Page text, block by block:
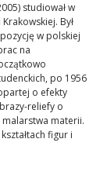
studiował w
Był
w polskiej
na
po 1956
o efekty
reliefy o
materii.
figur i